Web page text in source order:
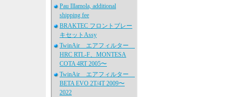
Pau Illamola, additional
shipping fee
BRAKTEC フロントブレー
キセットAssy
TwinAir エアフィルター
HRC RTL-F、MONTESA
COTA 4RT 2005〜
TwinAir エアフィルター
BETA EVO 2T/4T 2009〜
2022